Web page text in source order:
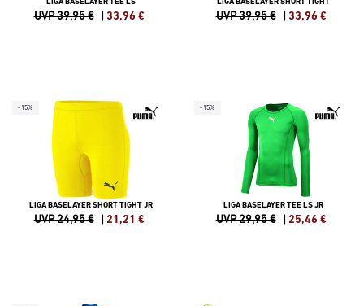
UVP 39,95 € | 33,96 € UVP 39,95 € | 33,96 €
-15%
LIGA BASELAYER SHORT TIGHT JR
UVP 24,95 € | 21,21 €
-15%
LIGA BASELAYER TEE LS JR
UVP 29,95 € | 25,46 €